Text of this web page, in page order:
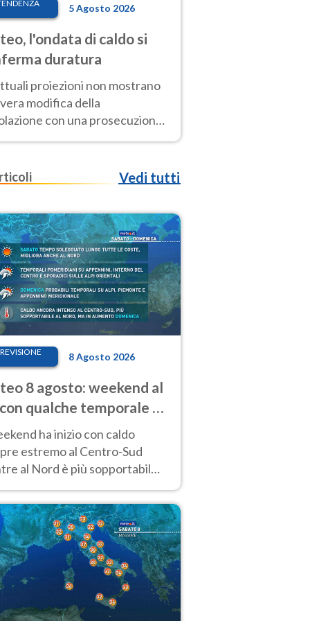
5 Agosto 2026
l'ondata di caldo si
duratura
proiezioni non mostrano
modifica della
con una prosecuzione
fuori scala per molti
Vedi tutti
8 Agosto 2026
8 agosto: weekend al
qualche temporale e
estremo al Centro-Sud
ha inizio con caldo
estremo al Centro-Sud
al Nord è più sopportabile
sui rilievi.